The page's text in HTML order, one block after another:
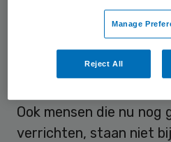
hooguit wat
en spandiensten te
Weerstand
Ook mensen die nu nog
verrichten, staan niet
Manage
Reject All